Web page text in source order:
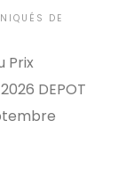
DE
Prix
DEPOT